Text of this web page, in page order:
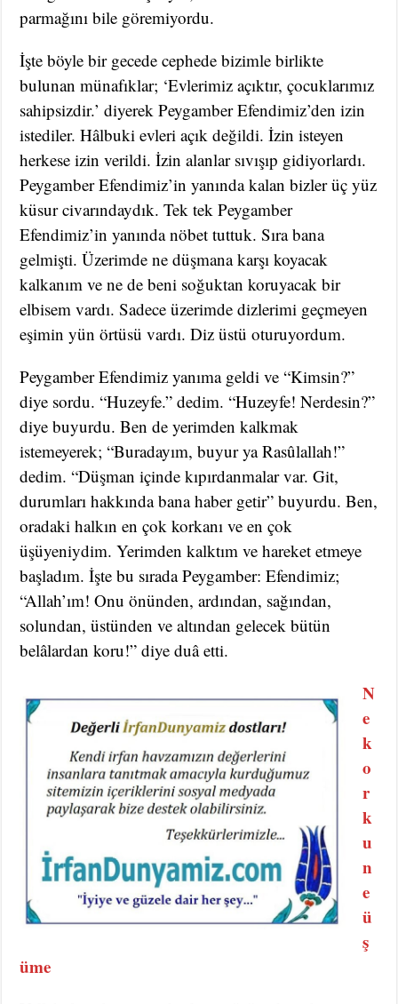
parmağını bile göremiyordu.
İşte böyle bir gecede cephede bizimle birlikte
bulunan münafıklar; ‘Evlerimiz açıktır, çocuklarımız
sahipsizdir.’ diyerek Peygamber Efendimiz’den izin
istediler. Hâlbuki evleri açık değildi. İzin isteyen
herkese izin verildi. İzin alanlar sıvışıp gidiyorlardı.
Peygamber Efendimiz’in yanında kalan bizler üç yüz
küsur civarındaydık. Tek tek Peygamber
Efendimiz’in yanında nöbet tuttuk. Sıra bana
gelmişti. Üzerimde ne düşmana karşı koyacak
kalkanım ve ne de beni soğuktan koruyacak bir
elbisem vardı. Sadece üzerimde dizlerimi geçmeyen
eşimin yün örtüsü vardı. Diz üstü oturuyordum.
Peygamber Efendimiz yanıma geldi ve “Kimsin?”
diye sordu. “Huzeyfe.” dedim. “Huzeyfe! Nerdesin?”
diye buyurdu. Ben de yerimden kalkmak
istemeyerek; “Buradayım, buyur ya Rasûlallah!”
dedim. “Düşman içinde kıpırdanmalar var. Git,
durumları hakkında bana haber getir” buyurdu. Ben,
oradaki halkın en çok korkanı ve en çok
üşüyeniydim. Yerimden kalktım ve hareket etmeye
başladım. İşte bu sırada Peygamber: Efendimiz;
“Allah’ım! Onu önünden, ardından, sağından,
solundan, üstünden ve altından gelecek bütün
belâlardan koru!” diye duâ etti.
N
e
k
o
r
k
u
n
e
ü
ş
üme